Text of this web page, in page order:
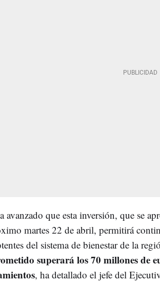
avanzado que esta inversión, que se
martes 22 de abril, permitirá
del sistema de bienestar de la
superará los 70 millones de
, ha detallado el jefe del